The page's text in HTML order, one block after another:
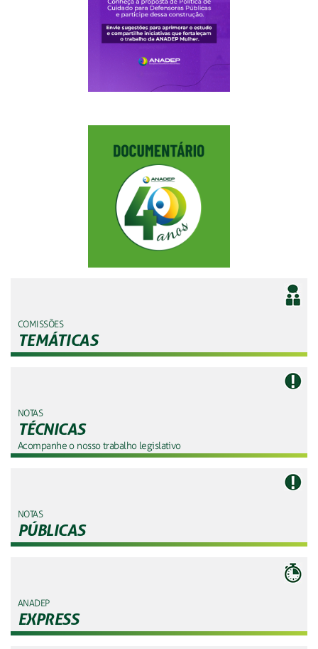
COMISSÕES
TEMÁTICAS
NOTAS
TÉCNICAS
Acompanhe o nosso trabalho legislativo
NOTAS
PÚBLICAS
ANADEP
EXPRESS